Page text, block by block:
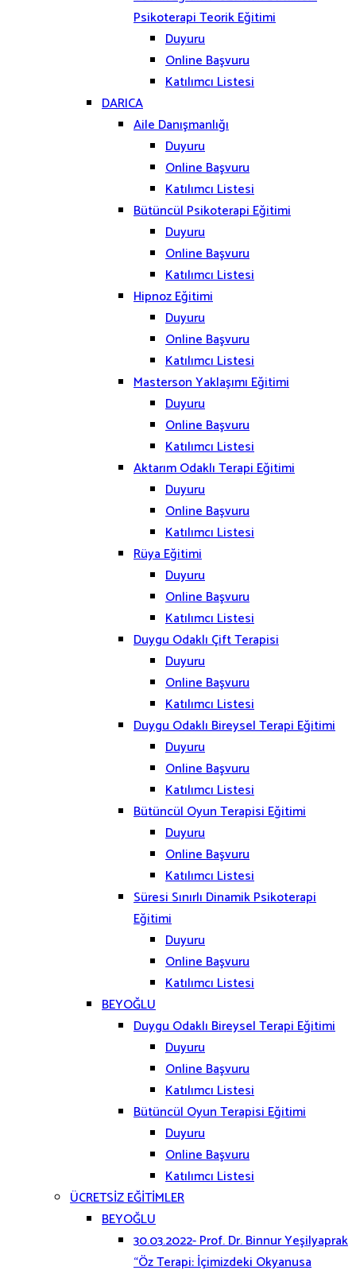
Psikoterapi Teorik Eğitimi
Duyuru
Online Başvuru
Katılımcı Listesi
DARICA
Aile Danışmanlığı
Duyuru
Online Başvuru
Katılımcı Listesi
Bütüncül Psikoterapi Eğitimi
Duyuru
Online Başvuru
Katılımcı Listesi
Hipnoz Eğitimi
Duyuru
Online Başvuru
Katılımcı Listesi
Masterson Yaklaşımı Eğitimi
Duyuru
Online Başvuru
Katılımcı Listesi
Aktarım Odaklı Terapi Eğitimi
Duyuru
Online Başvuru
Katılımcı Listesi
Rüya Eğitimi
Duyuru
Online Başvuru
Katılımcı Listesi
Duygu Odaklı Çift Terapisi
Duyuru
Online Başvuru
Katılımcı Listesi
Duygu Odaklı Bireysel Terapi Eğitimi
Duyuru
Online Başvuru
Katılımcı Listesi
Bütüncül Oyun Terapisi Eğitimi
Duyuru
Online Başvuru
Katılımcı Listesi
Süresi Sınırlı Dinamik Psikoterapi
Eğitimi
Duyuru
Online Başvuru
Katılımcı Listesi
BEYOĞLU
Duygu Odaklı Bireysel Terapi Eğitimi
Duyuru
Online Başvuru
Katılımcı Listesi
Bütüncül Oyun Terapisi Eğitimi
Duyuru
Online Başvuru
Katılımcı Listesi
ÜCRETSİZ EĞİTİMLER
BEYOĞLU
30.03.2022- Prof. Dr. Binnur Yeşilyaprak
“Öz Terapi: İçimizdeki Okyanusa